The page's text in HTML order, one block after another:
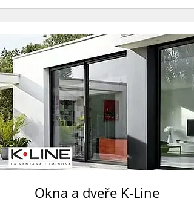
Okna a dveře K-Line